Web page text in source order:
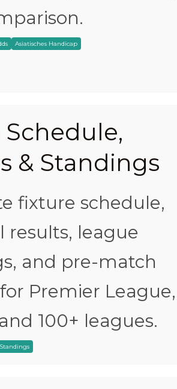
Asiatisches Handicap
& Standings
fixture schedule,
results, league
and pre-match
Premier League,
100+ leagues.
Standings